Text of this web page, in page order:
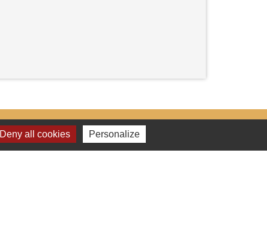
Deny all cookies Personalize